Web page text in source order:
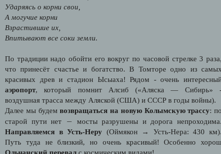
Ударяясь о корни свои,
А могучие корни
Взрастившие их,
Впитывают все соки земли.
По традиции надо обойти его вокруг по часовой стрелке 3
что принесёт счастье и богатство. В Томторе одно из
красивых древ и стадион Ысыаха! Рядом - очень
аэропорт, который помнит Алсиб («Аляска — Сибирь»
воздушная трасса между Аляской (США) и СССР в годы войны).
Далее мы будемвозвращаться на новую Колымскую трассу:
старой пути нет
— мосты разрушены и дорога
Направляемся в Усть-Неру (Оймякон → Усть-Нера: 430
Путь туда не близкий, но очень красивый! Особенно
Ольчанский перевал с космическим видами!